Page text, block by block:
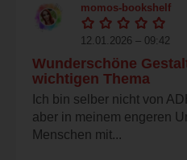
momos-bookshelf
12.01.2026 – 09:42
Wunderschöne
wichtigen Thema
Ich bin selber nicht von
aber in meinem engeren
Menschen mit...